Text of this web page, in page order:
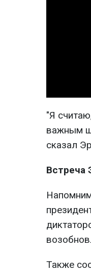
"Я
важным
сказал
Встреча
Также